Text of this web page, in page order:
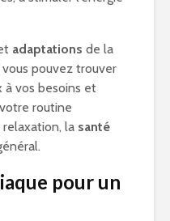
adaptations de la
pouvez trouver
à vos besoins et
routine
la santé
pour un